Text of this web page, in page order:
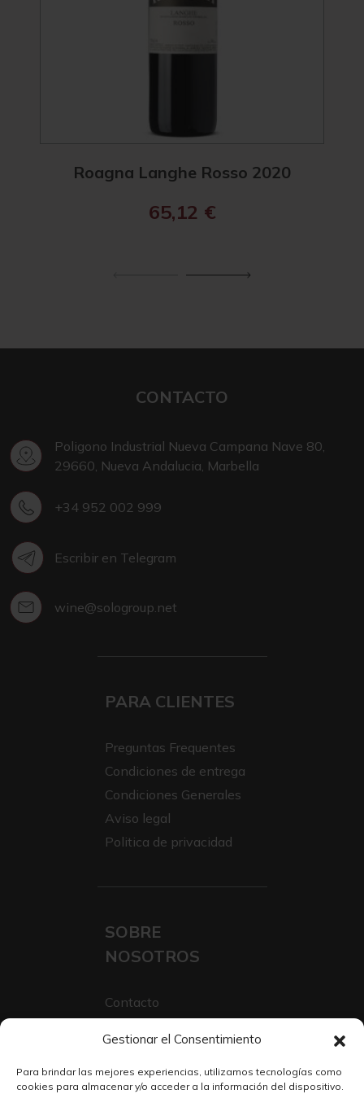
Gestionar el Consentimiento
Para brindar las mejores experiencias, utilizamos tecnologías como
cookies para almacenar y/o acceder a la información del dispositivo.
Roagna Langhe Rosso 2020
65,12 €
CONTACTO
Poligono Industrial Nueva Campana Nave 80,
29660, Nueva Andalucia, Marbella
+34 952 002 999
Escribir en Telegram
wine@sologroup.net
PARA CLIENTES
Preguntas Frequentes
Condiciones de entrega
Condiciones Generales
Aviso legal
Politica de privacidad
SOBRE
NOSOTROS
Contacto